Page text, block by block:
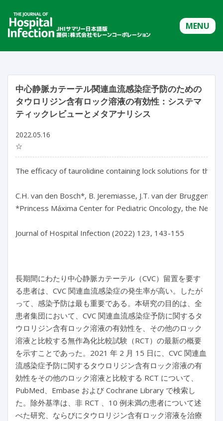
MENU
中心静脈カテーテル関連血流感染症予防のための
タウロリジン含有ロック溶液の有効性：システマ
ティックレビューとメタアナリシス
2022.05.16
☆
The efficacy of taurolidine containing lock solutions for the
C.H. van den Bosch*, B. Jeremiasse, J.T. van der Bruggen,
*Princess Máxima Center for Pediatric Oncology, the
Journal of Hospital Infection (2022) 123, 143-155
長期間にわたり中心静脈カテーテル（CVC）留置を要す
る患者は、CVC 関連血流感染症の発生率が高い。したが
って、感染予防は最も重要である。本研究の目的は、全
患者集団において、CVC 関連血流感染症予防に関するタ
ウロリジン含有ロック溶液の有効性を、その他のロック
溶液と比較する無作為化比較試験（RCT）の最新の概要
を示すことであった。2021 年 2 月 15 日に、CVC 関連血
流感染症予防に関するタウロリジン含有ロック溶液の有
効性をその他のロック溶液と比較する RCT について、
PubMed、Embase および Cochrane Library で検索し
た。除外基準は、非 RCT 、10 例未満の患者について述
べた研究、ならびにタウロリジン含有ロック溶液を治療